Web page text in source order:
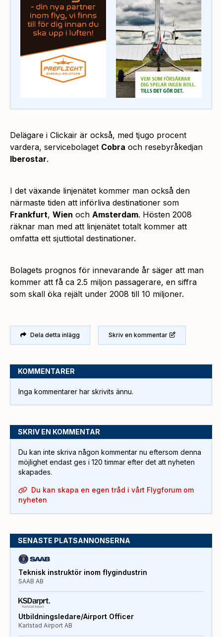
Delägare i Clickair är också, med tjugo procent
vardera, servicebolaget Cobra och resebyråkedjan
Iberostar.
I det växande linjenätet kommer man också den
närmaste tiden att införliva destinationer som
Frankfurt, Wien och Amsterdam. Hösten 2008
räknar man med att linjenätet totalt kommer att
omfatta ett sjuttiotal destinationer.
Bolagets prognos för innevarande år säger att man
kommer att få ca 2.5 miljon passagerare, en siffra
som skall öka rejält under 2008 till 10 miljoner.
Dela detta inlägg Skriv en kommentar
KOMMENTARER
Inga kommentarer har skrivits ännu.
SKRIV EN KOMMENTAR
Du kan inte skriva någon kommentar nu eftersom denna
möjlighet endast ges i 120 timmar efter det att nyheten
skapades.
Du kan skapa en egen tråd i vårt Flygforum om
nyheten
SENASTE PLATSANNONSERNA
Teknisk instruktör inom flygindustrin
SAAB AB
Utbildningsledare/Airport Officer
Karlstad Airport AB